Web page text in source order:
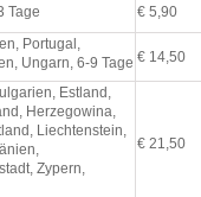
Tage € 5,90
Portugal,
Ungarn, 6-9 Tage € 14,50
Estland,
Herzegowina,
Liechtenstein,
Zypern,
€ 21,50